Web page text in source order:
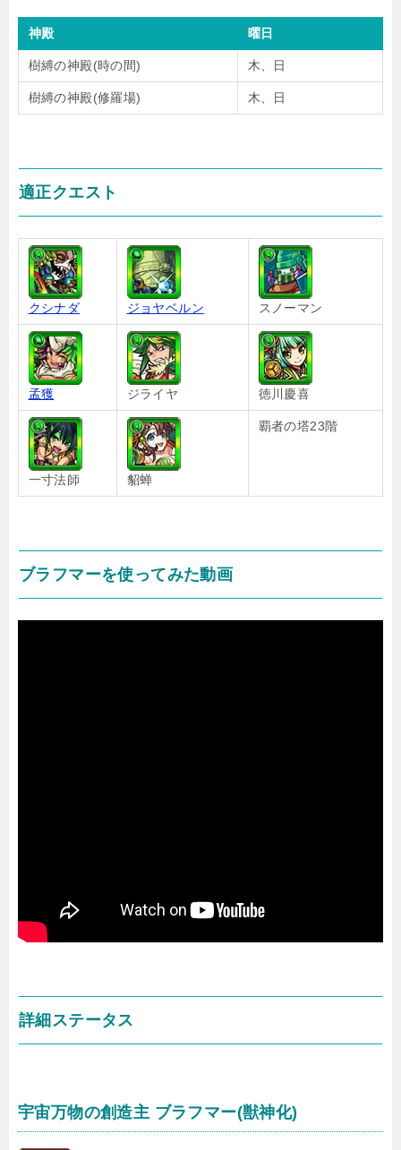
神殿 曜日
樹縛の神殿(時の間) 木、日
樹縛の神殿(修羅場) 木、日
適正クエスト
クシナダ ジョヤベルン スノーマン
孟獲 ジライヤ 徳川慶喜
一寸法師 貂蝉
覇者の塔23階
ブラフマーを使ってみた動画
詳細ステータス
宇宙万物の創造主 ブラフマー(獣神化)